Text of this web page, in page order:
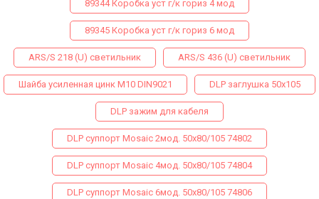
89344 Коробка уст г/к гориз 4 мод
89345 Коробка уст г/к гориз 6 мод
ARS/S 218 (U) светильник ARS/S 436 (U) светильник
Шайба усиленная цинк М10 DIN9021 DLP заглушка 50х105
DLP зажим для кабеля
DLP суппорт Mosaic 2мод. 50х80/105 74802
DLP суппорт Mosaic 4мод. 50х80/105 74804
DLP суппорт Mosaic 6мод. 50х80/105 74806